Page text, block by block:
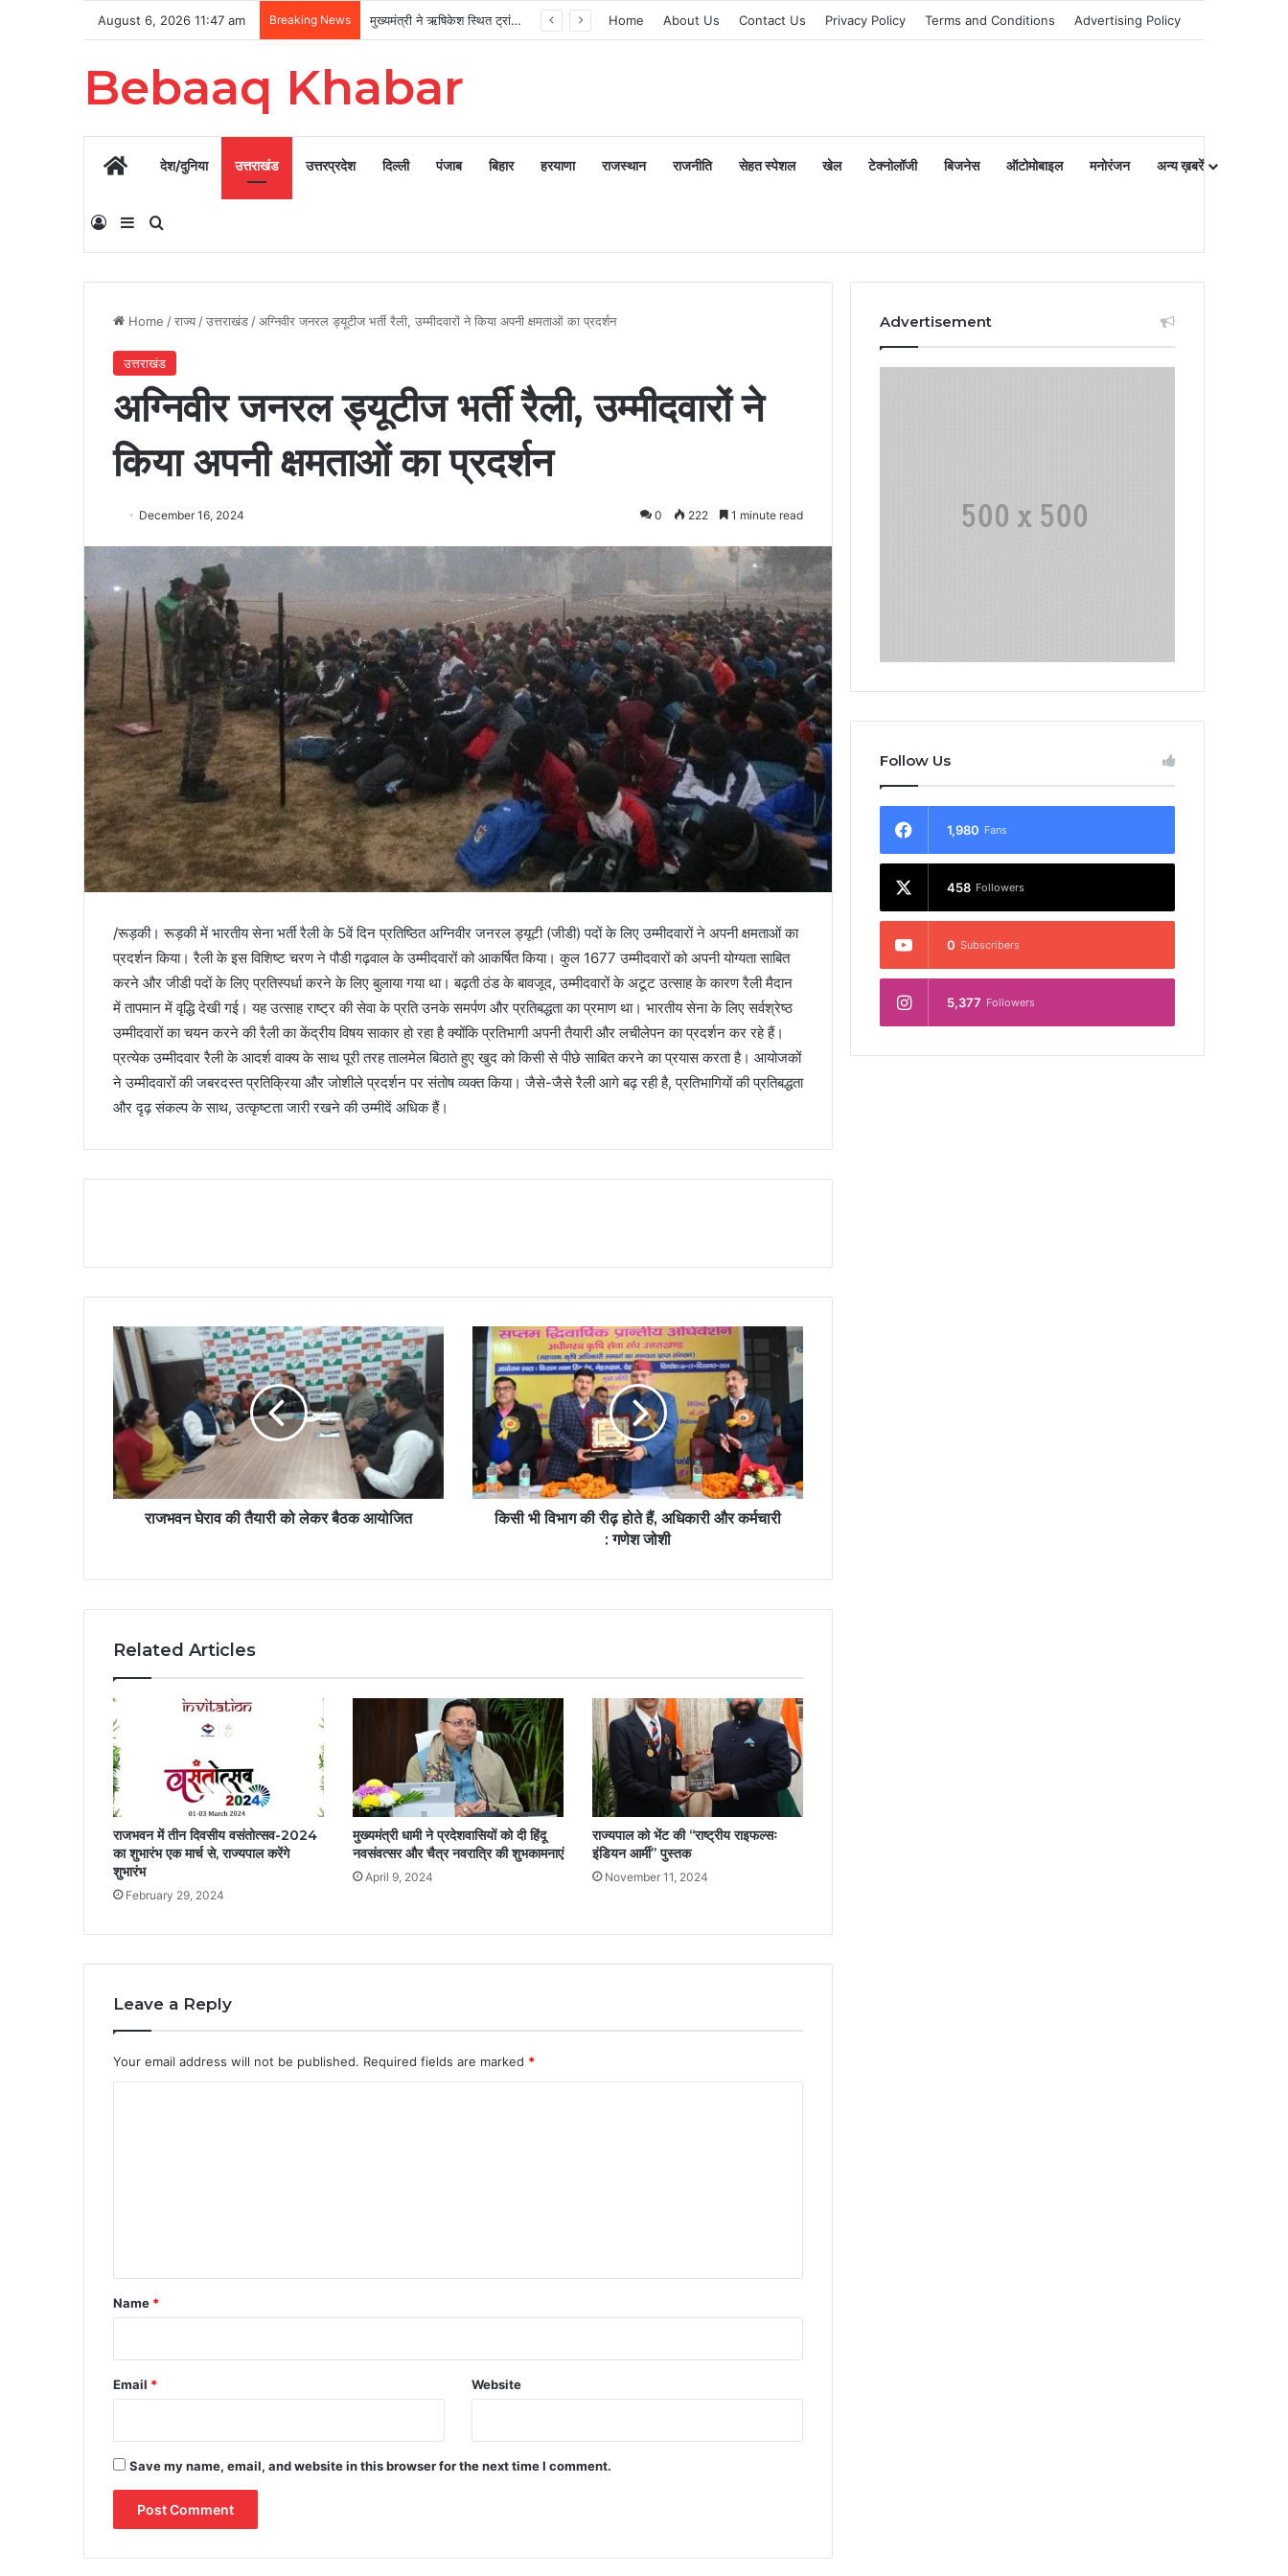
August 6, 2026 11:47 am Breaking News मुख्यमंत्री ने ऋषिकेश स्थित ट्रांजिट कैंप का किया औचक निरीक्षण Home About Us Contact Us Privacy Policy Terms and Conditions Advertising Policy
Bebaaq Khabar
Homeदेश/दुनिया उत्तराखंड उत्तरप्रदेश दिल्ली पंजाब बिहार हरयाणा राजस्थान राजनीति सेहत स्पेशल खेल टेक्नोलॉजी बिजनेस ऑटोमोबाइल मनोरंजन अन्य ख़बरें
Log InSidebarSearch for
Home /राज्य /उत्तराखंड /अग्निवीर जनरल ड्यूटीज भर्ती रैली, उम्मीदवारों ने किया अपनी क्षमताओं का प्रदर्शन
उत्तराखंड
अग्निवीर जनरल ड्यूटीज भर्ती रैली, उम्मीदवारों ने
किया अपनी क्षमताओं का प्रदर्शन
December 16, 2024 0 222 1 minute read
/रूड़की। रूड़की में भारतीय सेना भर्ती रैली के 5वें दिन प्रतिष्ठित अग्निवीर जनरल ड्यूटी (जीडी) पदों के लिए उम्मीदवारों ने अपनी क्षमताओं का
प्रदर्शन किया। रैली के इस विशिष्ट चरण ने पौडी गढ़वाल के उम्मीदवारों को आकर्षित किया। कुल 1677 उम्मीदवारों को अपनी योग्यता साबित
करने और जीडी पदों के लिए प्रतिस्पर्धा करने के लिए बुलाया गया था। बढ़ती ठंड के बावजूद, उम्मीदवारों के अटूट उत्साह के कारण रैली मैदान
में तापमान में वृद्धि देखी गई। यह उत्साह राष्ट्र की सेवा के प्रति उनके समर्पण और प्रतिबद्धता का प्रमाण था। भारतीय सेना के लिए सर्वश्रेष्ठ
उम्मीदवारों का चयन करने की रैली का केंद्रीय विषय साकार हो रहा है क्योंकि प्रतिभागी अपनी तैयारी और लचीलेपन का प्रदर्शन कर रहे हैं।
प्रत्येक उम्मीदवार रैली के आदर्श वाक्य के साथ पूरी तरह तालमेल बिठाते हुए खुद को किसी से पीछे साबित करने का प्रयास करता है। आयोजकों
ने उम्मीदवारों की जबरदस्त प्रतिक्रिया और जोशीले प्रदर्शन पर संतोष व्यक्त किया। जैसे-जैसे रैली आगे बढ़ रही है, प्रतिभागियों की प्रतिबद्धता
और दृढ़ संकल्प के साथ, उत्कृष्टता जारी रखने की उम्मीदें अधिक हैं।
राजभवन घेराव की तैयारी को लेकर बैठक आयोजित
किसी भी विभाग की रीढ़ होते हैं, अधिकारी और कर्मचारी
: गणेश जोशी
Related Articles
राजभवन में तीन दिवसीय वसंतोत्सव-2024
का शुभारंभ एक मार्च से, राज्यपाल करेंगे
शुभारंभ
February 29, 2024
मुख्यमंत्री धामी ने प्रदेशवासियों को दी हिंदू
नवसंवत्सर और चैत्र नवरात्रि की शुभकामनाएं
April 9, 2024
राज्यपाल को भेंट की ‘‘राष्ट्रीय राइफल्सः
इंडियन आर्मी’’ पुस्तक
November 11, 2024
Leave a Reply
Your email address will not be published. Required fields are marked *
*
Name *
Email * Website
Save my name, email, and website in this browser for the next time I comment.
Advertisement
Follow Us
1,980 Fans
458 Followers
0 Subscribers
5,377 Followers